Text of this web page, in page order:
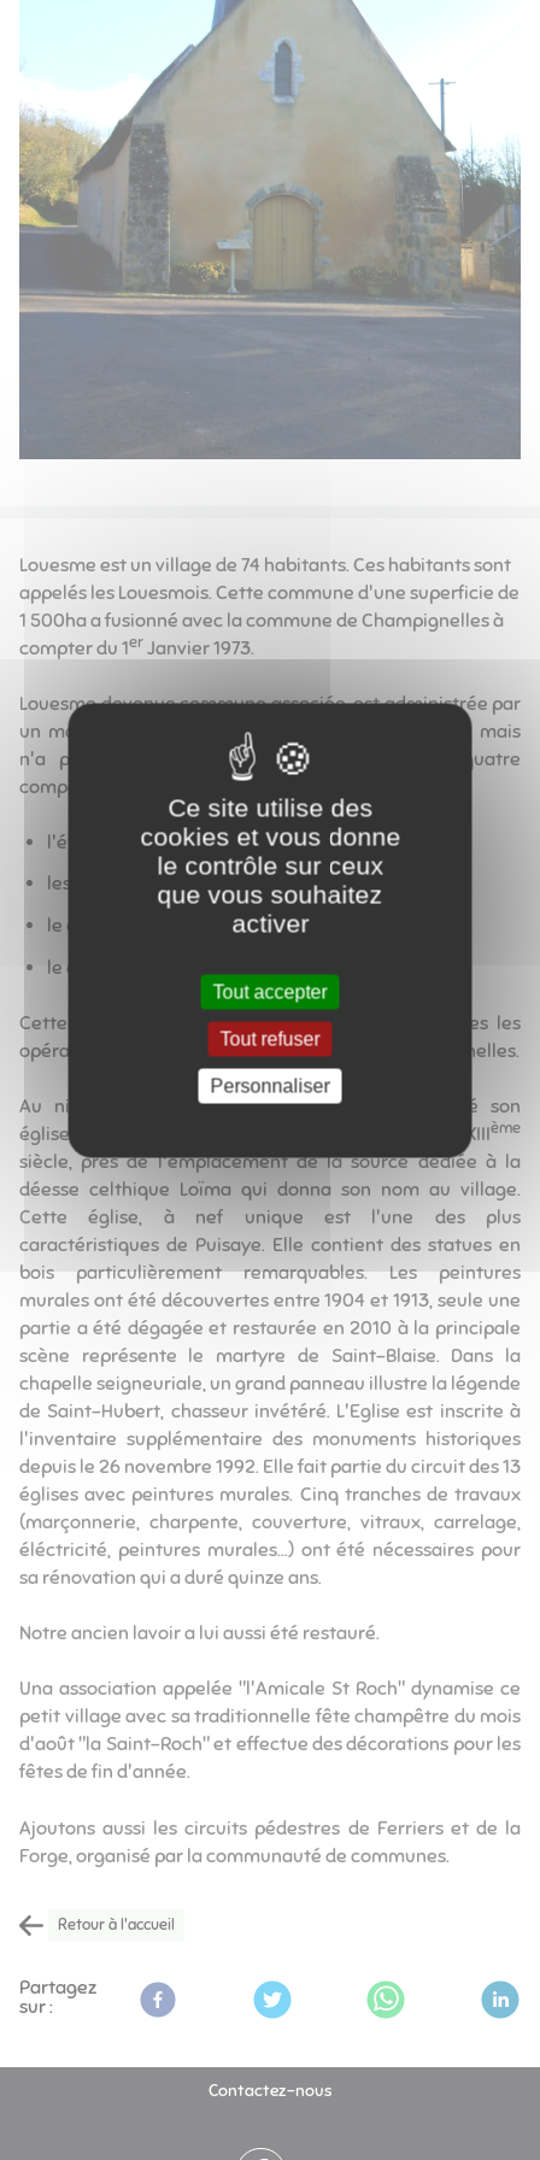
Louesme est un village de 74 habitants. Ces habitants sont
appelés les Louesmois. Cette commune d'une superficie de
1 500ha a fusionné avec la commune de Champignelles à
compter du 1erJanvier 1973.
Louesme devenue commune associée, est administrée par
un maire-délégué et une commission consultative, mais
n'a plus de commerces. Louesme a conservé quatre
compétences en gestion :
l'état-civil
les élections
le cimetière
le cadastre
Cette commune associée n'a plus de budget, toutes les
opérations sont effectuées par la mairie de Champignelles.
Au niveau du patrimoine, Louesme a sauvegardé son
église, construite à l'époque gothique, au XII
et XIIIème
siècle, près de l'emplacement de la source dédiée à la
déesse celthique Loïma qui donna son nom au village.
Cette église, à nef unique est l'une des plus
caractéristiques de Puisaye. Elle contient des statues en
bois particulièrement remarquables. Les peintures
murales ont été découvertes entre 1904 et 1913, seule une
partie a été dégagée et restaurée en 2010 à la principale
scène représente le martyre de Saint-Blaise. Dans la
chapelle seigneuriale, un grand panneau illustre la légende
de Saint-Hubert, chasseur invétéré. L'Eglise est inscrite à
l'inventaire supplémentaire des monuments historiques
depuis le 26 novembre 1992. Elle fait partie du circuit des 13
églises avec peintures murales. Cinq tranches de travaux
(marçonnerie, charpente, couverture, vitraux, carrelage,
éléctricité, peintures murales...) ont été nécessaires pour
sa rénovation qui a duré quinze ans.
Notre ancien lavoir a lui aussi été restauré.
Una association appelée "l'Amicale St Roch" dynamise ce
petit village avec sa traditionnelle fête champêtre du mois
d'août "la Saint-Roch" et effectue des décorations pour les
fêtes de fin d'année.
Ajoutons aussi les circuits pédestres de Ferriers et de la
Forge, organisé par la communauté de communes.
Retour à l'accueil
Partagez
sur :
Contactez-nous
Ce site utilise des
cookies et vous donne
le contrôle sur ceux
que vous souhaitez
activer
Tout accepter
Tout refuser
Personnaliser